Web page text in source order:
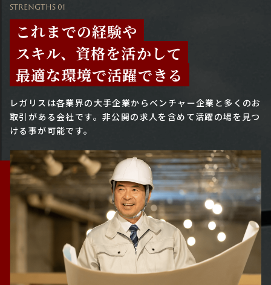
STRENGTHS 01
これまでの経験や
スキル、資格を活かして
最適な環境で活躍できる
レガリスは各業界の大手企業からベンチャー企業と多くのお
取引がある会社です。 非公開の求人を含めて活躍の場を見つ
ける事が可能です。